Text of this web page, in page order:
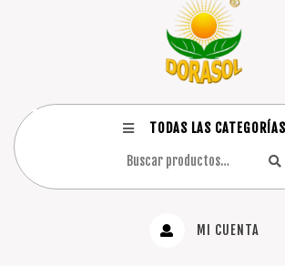
TODAS LAS CATEGORÍAS
MI CUENTA